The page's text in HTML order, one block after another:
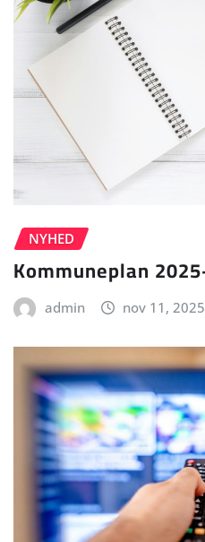
NYHED
Kommuneplan
admin nov 11, 2025